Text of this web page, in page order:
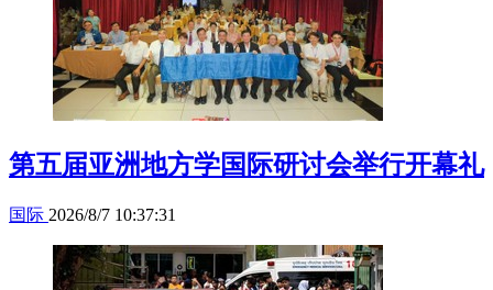
第五届亚洲地方学国际研讨会举行开幕礼
国际 2026/8/7 10:37:31